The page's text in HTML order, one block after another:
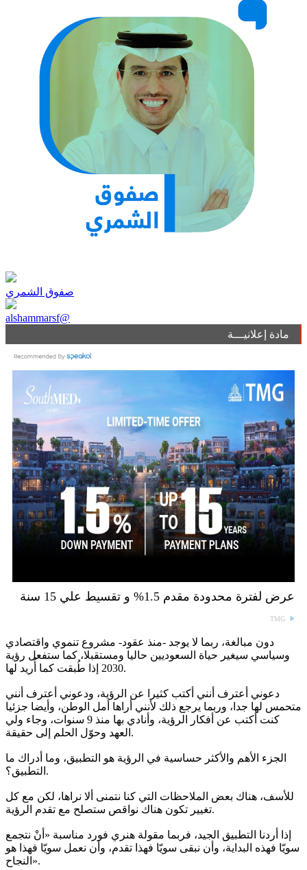
صفوق الشمري
alshammarsf@
مادة إعلانيـــة
عرض لفترة محدودة مقدم 1.5% و تقسيط علي 15 سنة
TMG
دون مبالغة، ربما لا يوجد -منذ عقود- مشروع تنموي واقتصادي
وسياسي سيغير حياة السعوديين حاليا ومستقبلا، كما ستفعل رؤية
2030 إذا طُبقت كما أُريد لها.
دعوني أعترف أنني أكتب كثيرا عن الرؤية، ودعوني أعترف أنني
متحمس لها جدا، وربما يرجع ذلك لأنني أراها أمل الوطن، وأيضا جزئيا
كنت أكتب عن أفكار الرؤية، وأنادي بها منذ 9 سنوات، وجاء ولي
العهد وحوّل الحلم إلى حقيقة.
الجزء الأهم والأكثر حساسية في الرؤية هو التطبيق، وما أدراك ما
التطبيق؟.
للأسف، هناك بعض الملاحظات التي كنا نتمنى ألا نراها، لكن مع كل
تغيير تكون هناك نواقص ستصلح مع تقدم الرؤية.
إذا أردنا التطبيق الجيد، فربما مقولة هنري فورد مناسبة «أنْ نتجمع
سويّا فهذه البداية، وأن نبقى سويّا فهذا تقدم، وأن نعمل سويّا فهذا هو
النجاح».